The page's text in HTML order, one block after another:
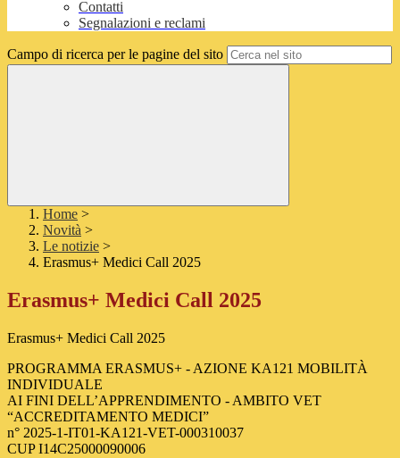
Contatti
Segnalazioni e reclami
Campo di ricerca per le pagine del sito
Home >
Novità >
Le notizie >
Erasmus+ Medici Call 2025
Erasmus+ Medici Call 2025
Erasmus+ Medici Call 2025
PROGRAMMA ERASMUS+ - AZIONE KA121 MOBILITÀ
INDIVIDUALE
AI FINI DELL’APPRENDIMENTO - AMBITO VET
“ACCREDITAMENTO MEDICI”
n° 2025-1-IT01-KA121-VET-000310037
CUP I14C25000090006